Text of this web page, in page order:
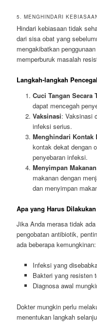
5. MENGHINDARI
Hindari kebiasaan tidak
dari sisa obat yang
mengakibatkan
memperburuk masalah
Langkah-langkah
Cuci Tangan Secara
dapat mencegah
Vaksinasi: Vaksinasi
infeksi serius.
Menghindari Kontak
kontak dekat dengan
penyebaran infeksi.
Menyimpan
makanan dengan
dan menyimpan
Apa yang Harus
Jika Anda merasa tidak
pengobatan antibiotik,
ada beberapa kemungkinan:
Infeksi yang
Bakteri yang resisten
Diagnosa awal
Dokter mungkin perlu
menentukan langkah